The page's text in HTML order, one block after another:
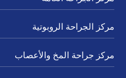
مركز الجراحة الروبوتية
مركز جراحة المخ والأعصاب